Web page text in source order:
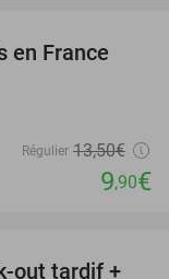
27%
en France
Régulier 13,50€
9,90€
out tardif +